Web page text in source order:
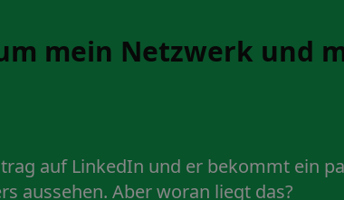
mein Netzwerk und
auf LinkedIn und er bekommt ein
aussehen. Aber woran liegt das?